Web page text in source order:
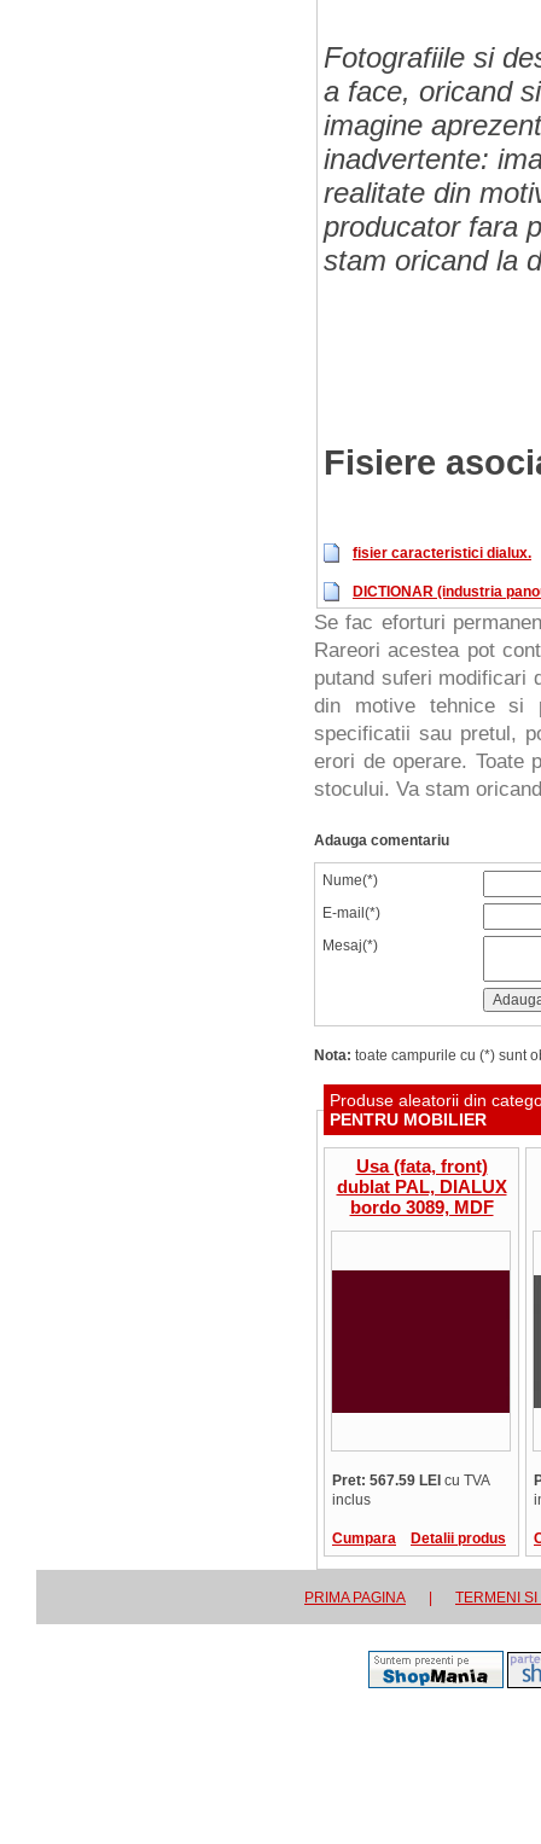
Fotografiile si
a face, oricand
imagine
inadvertente:
realitate din
producator fara
stam oricand la
Fisiere
fisier caracteristici dialux.
DICTIONAR (industria
Se fac eforturi
Rareori acestea pot
putand suferi modificari
din motive tehnice si
specificatii sau pretul,
erori de operare. Toate
stocului. Va stam
Adauga comentariu
Nume(*)
E-mail(*)
Mesaj(*)
Nota: toate campurile cu (*) sunt
Produse aleatorii din
PENTRU MOBILIER
Usa (fata, front)
dublat PAL, DIALUX
bordo 3089, MDF
luciu inalt, Italia,
ABS 1 mm, pret /
Pret: 567.59 LEI cu TVA
inclus
Cumpara Detalii produs
PRIMA PAGINA TERMENI SI